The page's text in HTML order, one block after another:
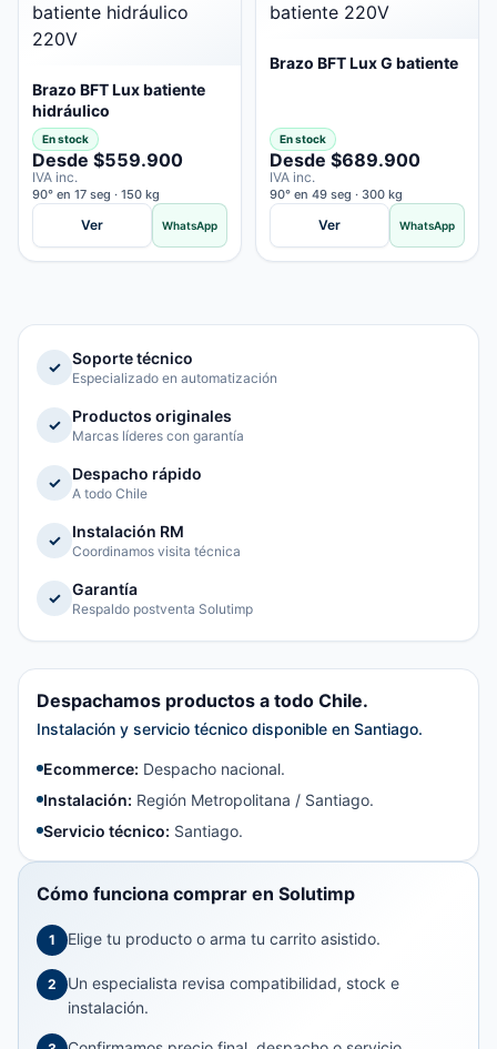
Brazo BFT Lux batiente
hidráulico
En stock
Desde $559.900
IVA inc.
90° en 17 seg · 150 kg
Ver WhatsApp
Brazo BFT Lux G batiente
En stock
Desde $689.900
IVA inc.
90° en 49 seg · 300 kg
Ver WhatsApp
✓ Soporte técnico
Especializado en automatización
✓ Productos originales
Marcas líderes con garantía
✓ Despacho rápido
A todo Chile
✓ Instalación RM
Coordinamos visita técnica
✓ Garantía
Respaldo postventa Solutimp
Despachamos productos a todo Chile.
Instalación y servicio técnico disponible en Santiago.
Ecommerce: Despacho nacional.
Instalación: Región Metropolitana / Santiago.
Servicio técnico: Santiago.
Cómo funciona comprar en Solutimp
1 Elige tu producto o arma tu carrito asistido.
2
Un especialista revisa compatibilidad, stock e
instalación.